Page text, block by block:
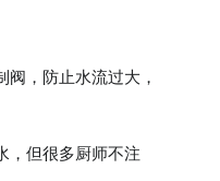
，防止水流过大，
，但很多厨师不注